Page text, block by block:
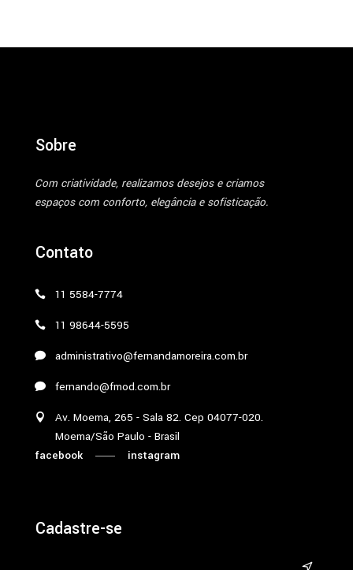
Sobre
Com criatividade, realizamos desejos e criamos
espaços com conforto, elegância e sofisticação.
Contato
11 5584-7774
11 98644-5595
administrativo@fernandamoreira.com.br
fernando@fmod.com.br
Av. Moema, 265 - Sala 82. Cep 04077-020.
Moema/São Paulo - Brasil
facebook
instagram
Cadastre-se
&